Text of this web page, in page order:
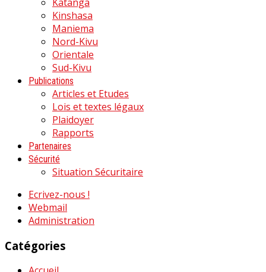
Kinshasa
Maniema
Nord-Kivu
Orientale
Sud-Kivu
Publications
Articles et Etudes
Lois et textes légaux
Plaidoyer
Rapports
Partenaires
Sécurité
Situation Sécuritaire
Ecrivez-nous !
Webmail
Administration
Catégories